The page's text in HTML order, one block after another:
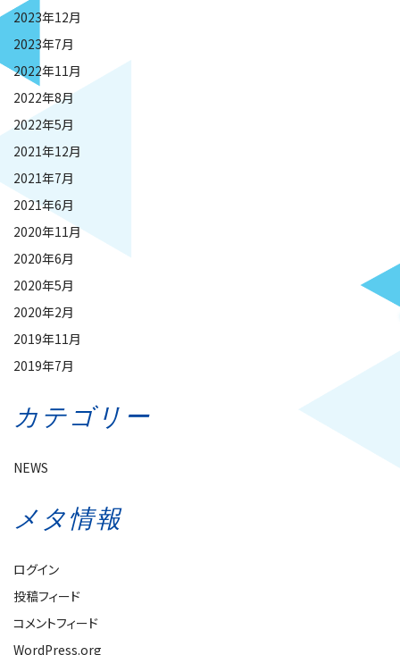
2023年12月
2023年7月
2022年11月
2022年8月
2022年5月
2021年12月
2021年7月
2021年6月
2020年11月
2020年6月
2020年5月
2020年2月
2019年11月
2019年7月
カテゴリー
NEWS
メタ情報
ログイン
投稿フィード
コメントフィード
WordPress.org